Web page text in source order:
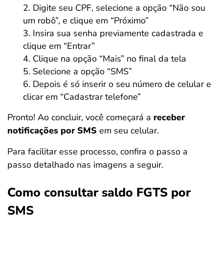
Digite seu CPF, selecione a opção “Não sou
um robô”, e clique em “Próximo”
Insira sua senha previamente cadastrada e
clique em “Entrar”
Clique na opção “Mais” no final da tela
Selecione a opção “SMS”
Depois é só inserir o seu número de celular e
clicar em “Cadastrar telefone”
Pronto! Ao concluir, você começará a receber
notificações por SMS em seu celular.
Para facilitar esse processo, confira o passo a
passo detalhado nas imagens a seguir.
Como consultar saldo FGTS por
SMS